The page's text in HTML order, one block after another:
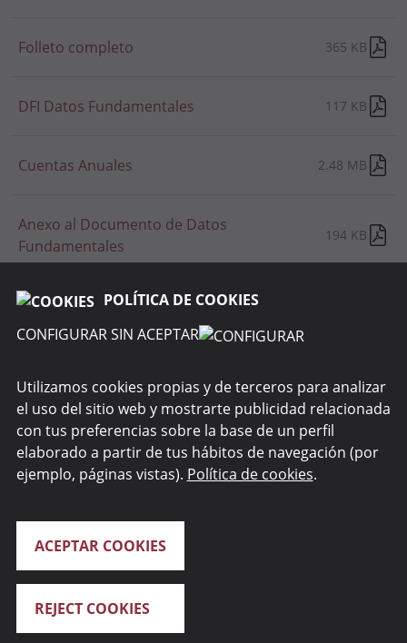
POLÍTICA DE COOKIES
CONFIGURAR SIN ACEPTAR
Utilizamos cookies propias y de terceros para analizar
el uso del sitio web y mostrarte publicidad relacionada
con tus preferencias sobre la base de un perfil
elaborado a partir de tus hábitos de navegación (por
ejemplo, páginas vistas). Política de cookies.
REJECT COOKIES
ACEPTAR COOKIES
Folleto completo 365 KB
DFI Datos Fundamentales 117 KB
Cuentas Anuales 2.48 MB
Anexo al Documento de Datos
Fundamentales
194 KB
WEBS DEL GRUPO
SEGURIDAD